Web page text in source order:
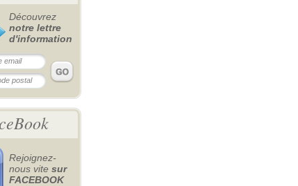
Découvrez
notre lettre
d'information
Rejoignez-
nous vite sur
FACEBOOK